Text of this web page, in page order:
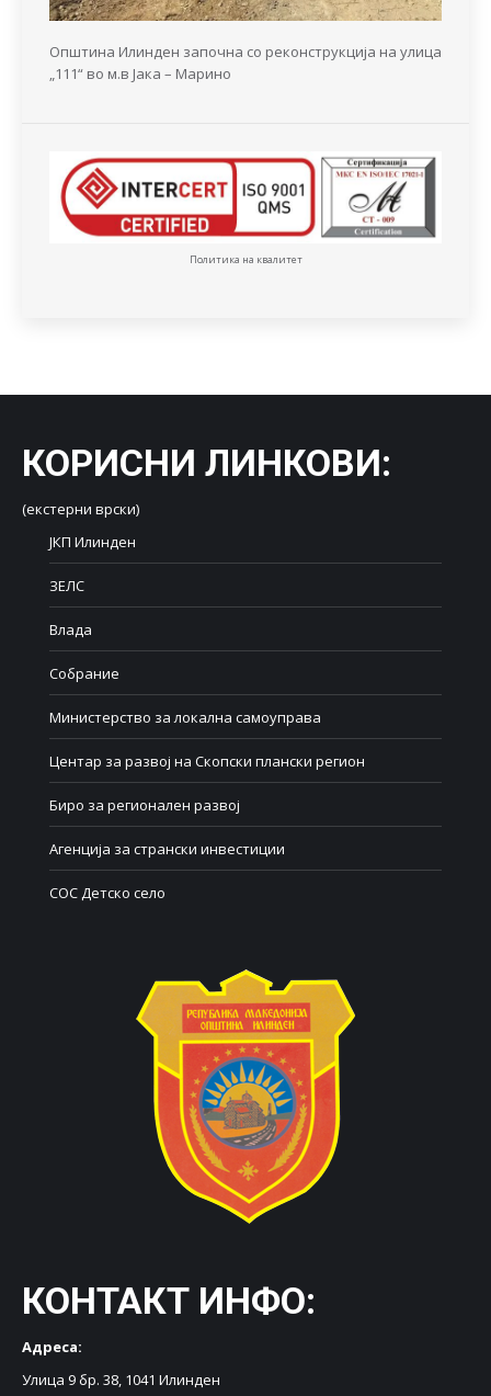
Општина Илинден започна со реконструкција на улица
„111“ во м.в Јака – Марино
Политика на квалитет
КОРИСНИ ЛИНКОВИ:
(екстерни врски)
ЈКП Илинден
ЗЕЛС
Влада
Собрание
Министерство за локална самоуправа
Центар за развој на Скопски плански регион
Биро за регионален развој
Агенција за странски инвестиции
СОС Детско село
КОНТАКТ ИНФО:
Адреса:
Улица 9 бр. 38, 1041 Илинден